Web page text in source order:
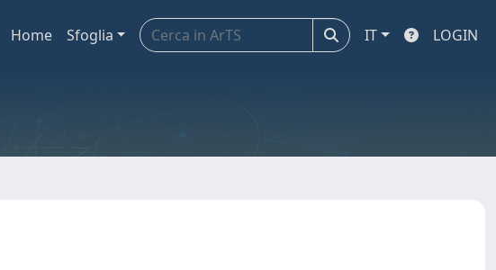
Home Sfoglia IT LOGIN